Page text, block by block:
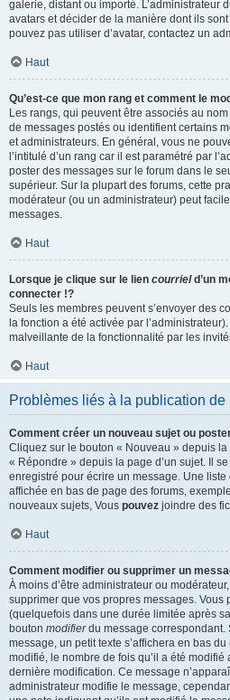
galerie, distant ou importé. L’administrateur
avatars et décider de la manière dont ils
pouvez pas utiliser d’avatar, contactez un
Haut
Qu’est-ce que mon rang et comment le
Les rangs, qui peuvent être associés au
de messages postés ou identifient certains
et administrateurs. En général, vous ne
l’intitulé d’un rang car il est paramétré par
poster des messages sur le forum dans le
supérieur. Sur la plupart des forums, cette
modérateur (ou un administrateur) peut
messages.
Haut
Lorsque je clique sur le lien courrield’un
connecter !?
Seuls les membres peuvent s’envoyer des
la fonction a été activée par
malveillante de la fonctionnalité par les
Haut
Problèmes liés à la publication de
Comment créer un nouveau sujet ou
Cliquez sur le bouton « Nouveau » depuis la
« Répondre » depuis la page d’un sujet. Il
enregistré pour écrire un message. Une
affichée en bas de page des forums,
nouveaux sujets, Vous pouvez joindre des
Haut
Comment modifier ou supprimer un
À moins d’être administrateur ou
supprimer que vos propres messages. Vous
(quelquefois dans une durée limitée après
bouton modifierdu message correspondant.
message, un petit texte s’affichera en bas
modifié, le nombre de fois qu’il a été modifié
dernière modification. Ce message
administrateur modifie le message,